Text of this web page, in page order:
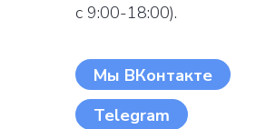
с 9:00-18:00).
Мы ВКонтакте
Telegram